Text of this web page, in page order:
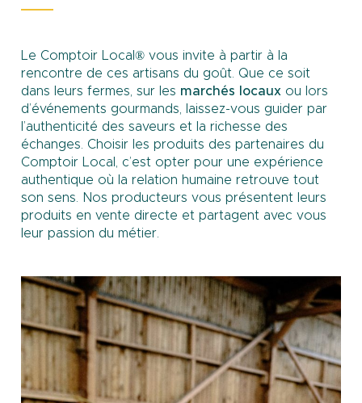
Le Comptoir Local® vous invite à partir à la
rencontre de ces artisans du goût. Que ce soit
dans leurs fermes, sur les marchés locaux ou lors
d’événements gourmands, laissez-vous guider par
l’authenticité des saveurs et la richesse des
échanges. Choisir les produits des partenaires du
Comptoir Local, c’est opter pour une expérience
authentique où la relation humaine retrouve tout
son sens. Nos producteurs vous présentent leurs
produits en vente directe et partagent avec vous
leur passion du métier.